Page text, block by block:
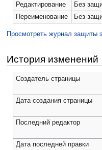
Редактирование
Без
Переименование
Без
Просмотреть журнал защиты
История изменений
Создатель страницы
Дата создания страницы
Последний редактор
Дата последней правки